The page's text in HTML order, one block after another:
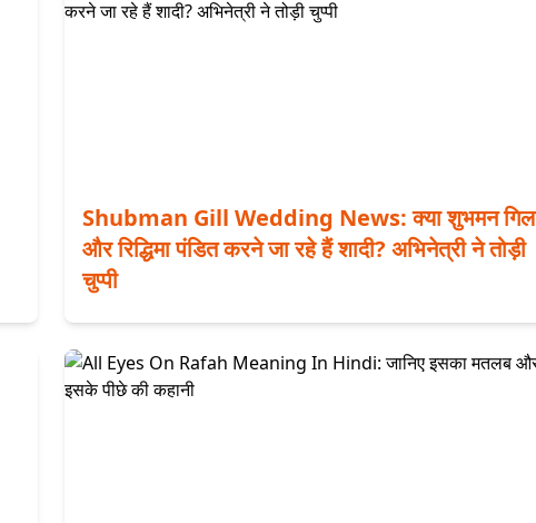
Shubman Gill Wedding News: क्या शुभमन गिल
और रिद्धिमा पंडित करने जा रहे हैं शादी? अभिनेत्री ने तोड़ी
चुप्पी